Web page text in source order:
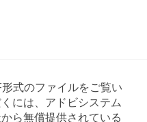
形式のファイルをご覧い
には、アドビシステム
から無償提供されている